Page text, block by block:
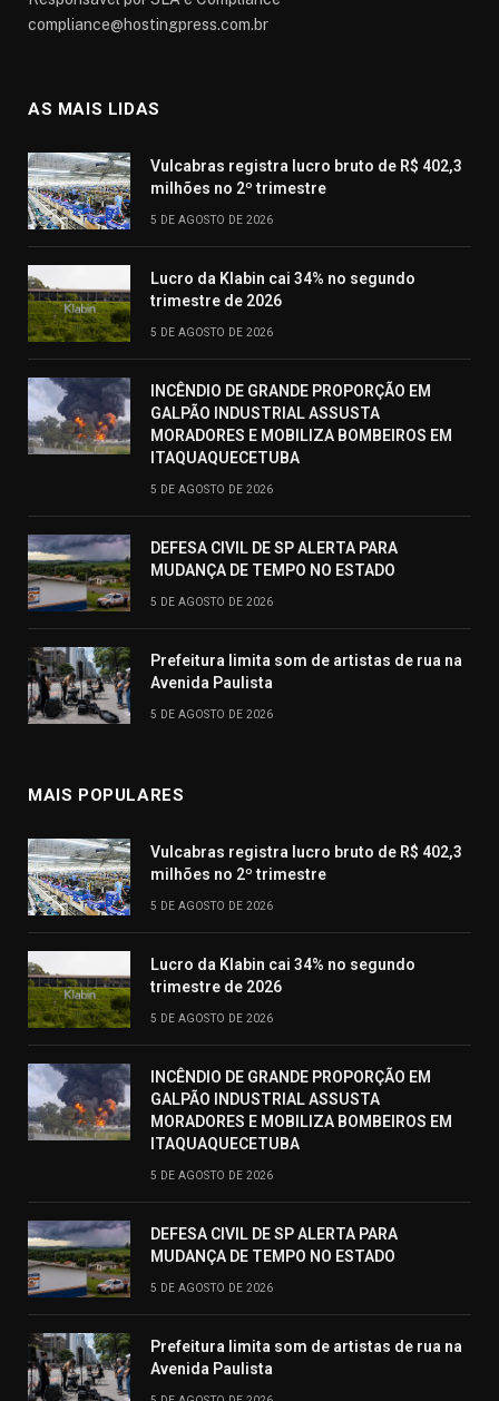
compliance@hostingpress.com.br
AS MAIS LIDAS
Vulcabras registra lucro bruto de R$ 402,3
milhões no 2º trimestre
5 DE AGOSTO DE 2026
Lucro da Klabin cai 34% no segundo
trimestre de 2026
5 DE AGOSTO DE 2026
INCÊNDIO DE GRANDE PROPORÇÃO EM
GALPÃO INDUSTRIAL ASSUSTA
MORADORES E MOBILIZA BOMBEIROS EM
ITAQUAQUECETUBA
5 DE AGOSTO DE 2026
DEFESA CIVIL DE SP ALERTA PARA
MUDANÇA DE TEMPO NO ESTADO
5 DE AGOSTO DE 2026
Prefeitura limita som de artistas de rua na
Avenida Paulista
5 DE AGOSTO DE 2026
MAIS POPULARES
Vulcabras registra lucro bruto de R$ 402,3
milhões no 2º trimestre
5 DE AGOSTO DE 2026
Lucro da Klabin cai 34% no segundo
trimestre de 2026
5 DE AGOSTO DE 2026
INCÊNDIO DE GRANDE PROPORÇÃO EM
GALPÃO INDUSTRIAL ASSUSTA
MORADORES E MOBILIZA BOMBEIROS EM
ITAQUAQUECETUBA
5 DE AGOSTO DE 2026
DEFESA CIVIL DE SP ALERTA PARA
MUDANÇA DE TEMPO NO ESTADO
5 DE AGOSTO DE 2026
Prefeitura limita som de artistas de rua na
Avenida Paulista